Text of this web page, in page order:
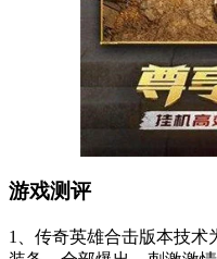
游戏测评
1、传奇英雄合击版本技